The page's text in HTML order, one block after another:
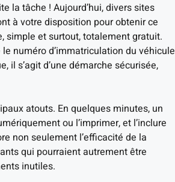
la tâche ! Aujourd’hui, divers sites
à votre disposition pour obtenir ce
simple et surtout, totalement gratuit.
numéro d’immatriculation du véhicule
il s’agit d’une démarche sécurisée,
atouts. En quelques minutes, un
ou l’imprimer, et l’inclure
non seulement l’efficacité de la
qui pourraient autrement être
inutiles.